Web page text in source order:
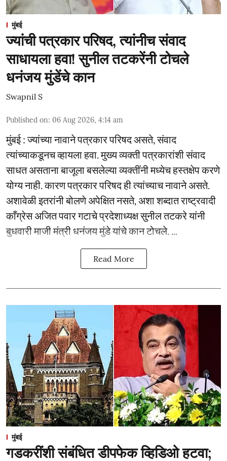
मुंबई
ज्यांची पत्रकार परिषद, त्यांनीच संवाद
साधायला हवा! सुनील तटकरेंनी टोचले
धनंजय मुंडेंचे कान
Swapnil S
Published on: 06 Aug 2026, 4:14 am
मुंबई : ज्यांच्या नावाने पत्रकार परिषद असते, संवाद
त्यांच्याकडूनच व्हायला हवा. मुख्य व्यक्ती पत्रकारांशी संवाद
साधत असताना बाजूला बसलेल्या व्यक्तींनी मध्येच हस्तक्षेप करणे
योग्य नाही. कारण पत्रकार परिषद ही त्यांच्याच नावाने असते.
अशावेळी इतरांनी बोलणे अपेक्षित नसते, अशा शब्दात राष्ट्रवादी
काँग्रेस अजित पवार गटाचे प्रदेशाध्यक्ष सुनील तटकरे यांनी
बुधवारी माजी मंत्री धनंजय मुंडे यांचे कान टोचले. ...
Read More
मुंबई
गडकरींशी संबंधित डीपफेक व्हिडिओ हटवा;